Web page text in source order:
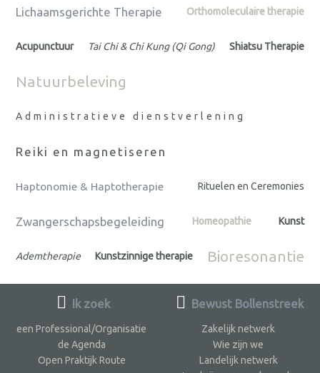
Lichaamsgerichte Therapie Orthomoleculaire therapie
Acupunctuur Tai Chi & Chi Kung (Qi Gong) Shiatsu Therapie
Natuurbeleving
Administratieve dienstverlening
Reiki en magnetiseren
Haptonomie & Haptotherapie Rituelen en Ceremonies
Zwangerschapsbegeleiding Homeopathie Kunst
Ademtherapie Kunstzinnige therapie Bioresonantie
Ik zoek
een Professional/Organisatie
de Agenda
Open Praktijk Route
Bewust Bollenstreek
Zakelijk netwerk
Wie zijn we
Landelijk netwerk